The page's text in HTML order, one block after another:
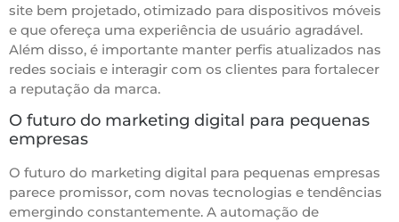
site bem projetado, otimizado para dispositivos móveis
e que ofereça uma experiência de usuário agradável.
Além disso, é importante manter perfis atualizados nas
redes sociais e interagir com os clientes para fortalecer
a reputação da marca.
O futuro do marketing digital para pequenas
empresas
O futuro do marketing digital para pequenas empresas
parece promissor, com novas tecnologias e tendências
emergindo constantemente. A automação de